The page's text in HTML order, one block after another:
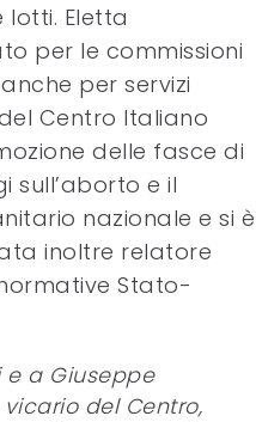
Eletta
per le commissioni
per servizi
Centro Italiano
delle fasce di
sull’aborto e il
nazionale e si è
inoltre relatore
Stato-
e a Giuseppe
del Centro,